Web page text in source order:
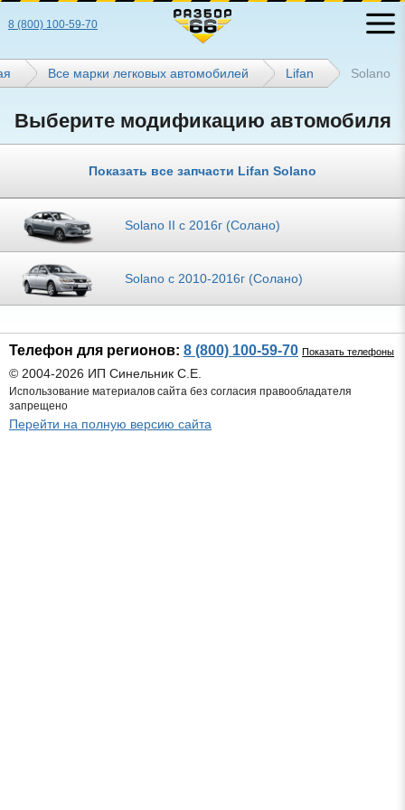
8 (800) 100-59-70
Все марки легковых автомобилей Lifan Solano
Выберите модификацию автомобиля
Показать все запчасти Lifan Solano
Solano II с 2016г (Солано)
Solano с 2010-2016г (Солано)
Телефон для регионов: 8 (800) 100-59-70 Показать телефоны
© 2004-2026 ИП Синельник С.Е.
Использование материалов сайта без согласия правообладателя
запрещено
Перейти на полную версию сайта